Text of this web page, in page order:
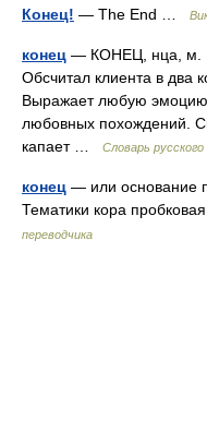
Конец! — The End …
конец — КОНЕЦ, нца, м.
Обсчитал клиента в два
Выражает любую
любовных похождений.
капает …
Словарь русского
конец — или основание
Тематики кора
переводчика